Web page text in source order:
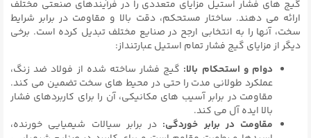
گیج های فشار استیل مزایای متعددی را در فرآیندهای صنعتی مختلف
ارائه می دهند. ساختار مستحکم، دقت بالا و مقاومت در برابر شرایط
سخت، آنها را به انتخابی ارجح در صنایع مختلف تبدیل کرده است. برخی
دیگر از مزایای گیج فشار تمام استیل عبارتنداز:
دوام و استحکام بالا: گیج فشار ساخته شده از فولاد ضد زنگ،
عملکرد طولانی مدت را حتی در محیط های سخت تضمین می کند.
مقاومت در برابر آسیب های مکانیکی، آن را برای کاربردهای فشار
بالا ایده آل می کند.
مقاومت در برابر خوردگی: در برابر سیالات شیمیایی خورنده،